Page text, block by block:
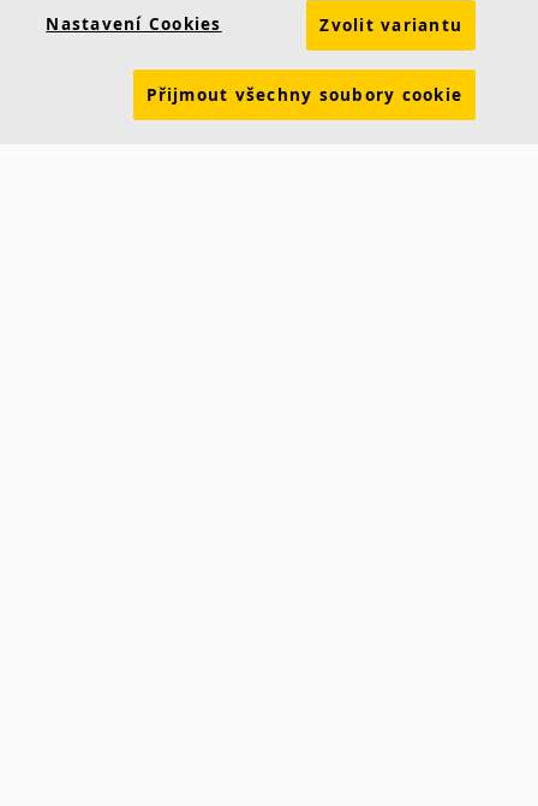
Prohlášení o vlastnostech Brožury ke stažení Udržitelnost
Ceník Skupina Ecophon Právní informace
Údaje pro dodavatele ČR Údaje pro dodavatele SR
Nastavení Cookies Zvolit variantu
Přijmout všechny soubory cookie